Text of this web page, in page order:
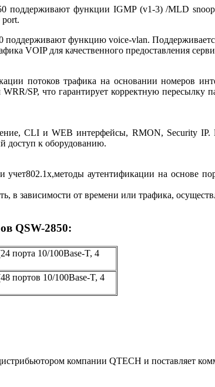
поддерживают функции IGMP (v1-3) /MLD
поддерживают функцию voice-vlan.
VOIP для качественного предоставления
потоков трафика на основании номеров
SP, что гарантирует корректную пересылку
CLI и WEB интерфейсы, RMON, Security IP.
доступ к оборудованию.
аутентификации на основе
в зависимости от времени или трафика,
QSW-2850:
порта 10/100Base-T, 4
портов 10/100Base-T, 4
компании QTECH и поставляет